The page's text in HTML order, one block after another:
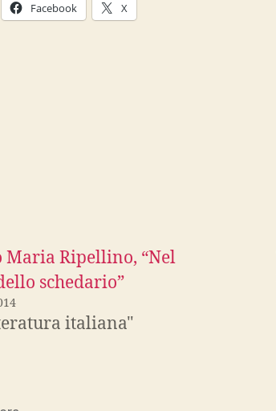
Facebook X
Maria Ripellino, “Nel
schedario”
italiana"